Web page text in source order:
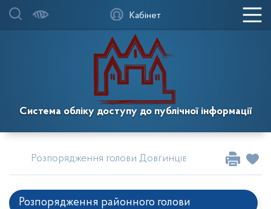
Система обліку доступу до публічної інформації
Кабінет
Розпорядження голови Довгинцівської районної в
Розпорядження районного голови